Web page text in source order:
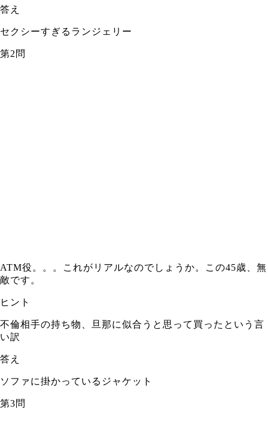
答え
セクシーすぎるランジェリー
第2問
ATM役。。。これがリアルなのでしょうか。この45歳、無
敵です。
ヒント
不倫相手の持ち物、旦那に似合うと思って買ったという言
い訳
答え
ソファに掛かっているジャケット
第3問